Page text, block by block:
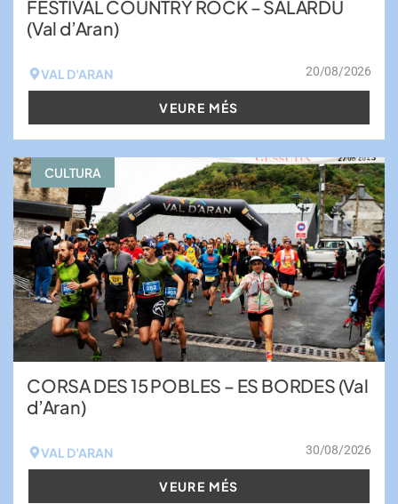
FESTIVAL COUNTRY ROCK – SALARDU
(Val d’Aran)
VAL D'ARAN 20/08/2026
VEURE MÉS
CULTURA
CORSA DES 15 POBLES – ES BORDES (Val
d’Aran)
VAL D'ARAN 30/08/2026
VEURE MÉS